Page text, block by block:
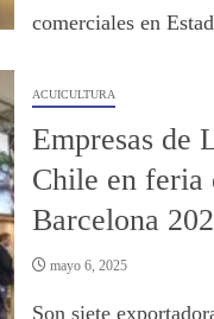
comerciales en
ACUICULTURA
Empresas de
Chile en feria
Barcelona
mayo 6, 2025
Son siete